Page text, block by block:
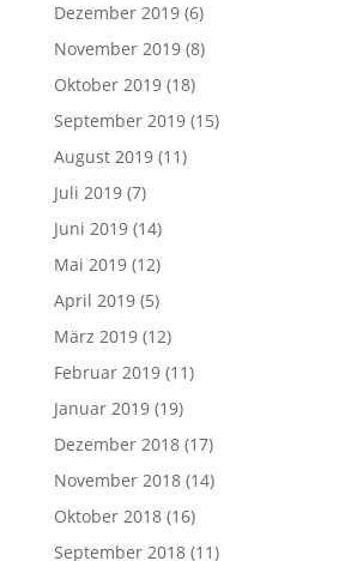
Dezember 2019(6)
November 2019(8)
Oktober 2019(18)
September 2019(15)
August 2019(11)
Juli 2019(7)
Juni 2019(14)
Mai 2019(12)
April 2019(5)
März 2019(12)
Februar 2019(11)
Januar 2019(19)
Dezember 2018(17)
November 2018(14)
Oktober 2018(16)
September 2018(11)